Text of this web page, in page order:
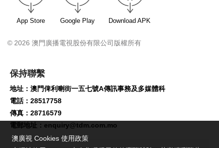
App Store Google Play Download APK
© 2026 澳門廣播電視股份有限公司版權所有
保持聯繫
地址：澳門俾利喇街一五七號A傳訊事務及多媒體科
電話：28517758
傳真：28716579
電郵地址： enquiry@tdm.com.mo
澳廣視 Cookies 使用政策